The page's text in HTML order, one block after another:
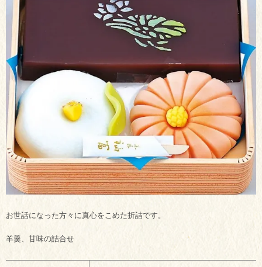
お世話になった方々に真心をこめた折詰です。
羊羹、甘味の詰合せ